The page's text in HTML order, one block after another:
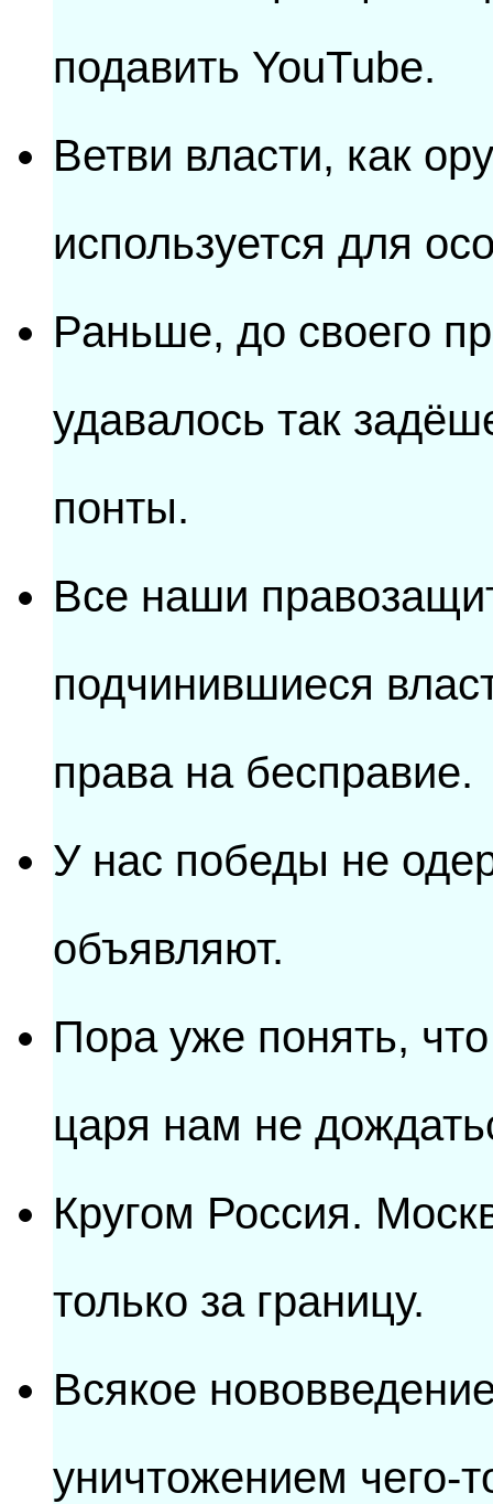
подавить YouTube.
Ветви власти, как
используется для
Раньше, до своего
удавалось так
понты.
Все наши
подчинившиеся
права на бесправие.
У нас победы не
объявляют.
Пора уже понять,
царя нам не
Кругом Россия.
только за границу.
Всякое
уничтожением чего-